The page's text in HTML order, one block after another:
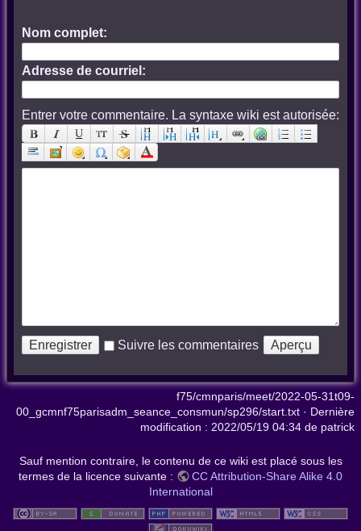
Nom complet:
Adresse de courriel:
Entrer votre commentaire. La syntaxe wiki est autorisée:
Suivre les commentaires
f75/cmnparis/meet/2022-05-31t09-
00_gcmnf75parisadm_seance_consmun/sp296/start.txt · Dernière
modification : 2022/05/19 04:34 de patrick
Sauf mention contraire, le contenu de ce wiki est placé sous les
termes de la licence suivante :
CC Attribution-Share Alike 4.0
International